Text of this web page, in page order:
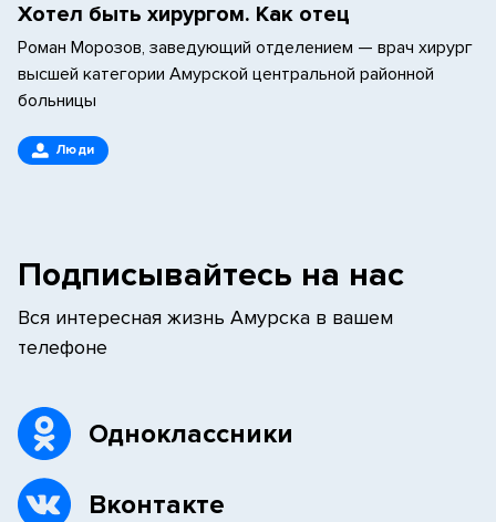
Хотел быть хирургом. Как отец
Роман Морозов, заведующий отделением — врач хирург
высшей категории Амурской центральной районной
больницы
Люди
Подписывайтесь на нас
Вся интересная жизнь Амурска в вашем
телефоне
Одноклассники
Вконтакте